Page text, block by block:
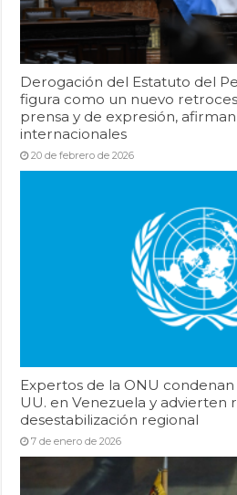
Derogación del Estatuto del
figura como un nuevo
prensa y de expresión,
internacionales
20 de febrero de 2026
Expertos de la ONU
UU. en Venezuela y advierten
desestabilización regional
7 de enero de 2026